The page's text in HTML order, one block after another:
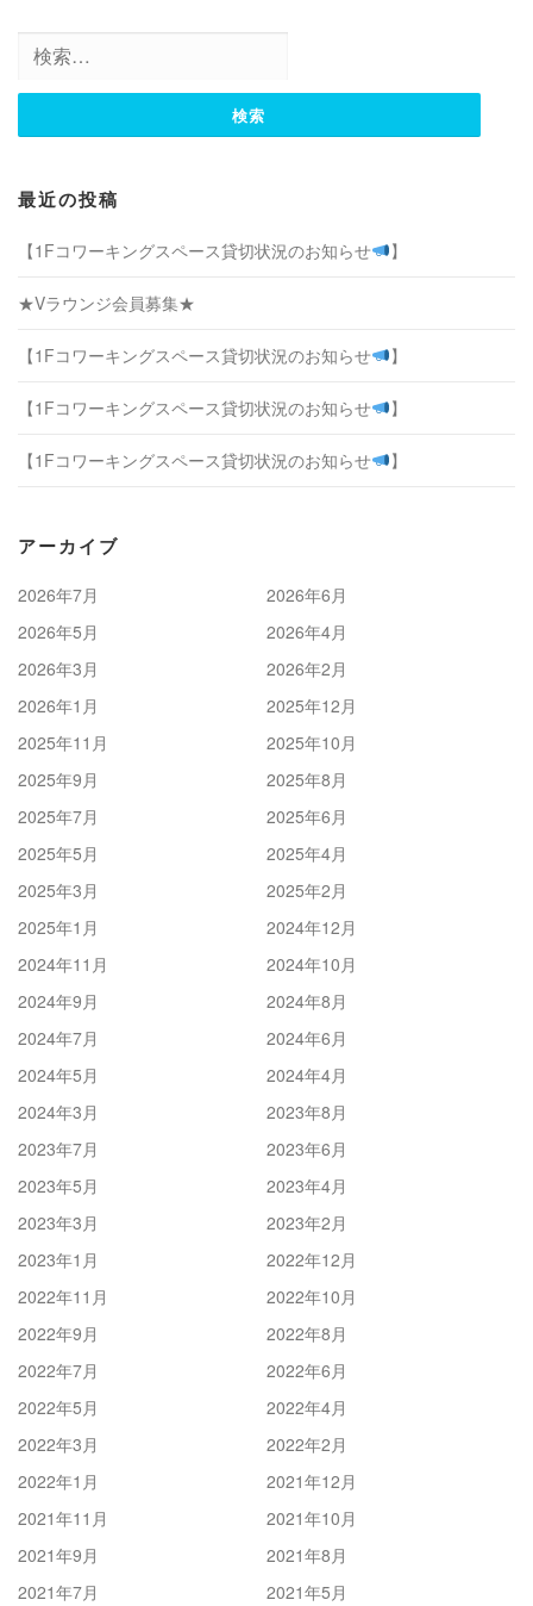
索:
最近の投稿
【1Fコワーキングスペース貸切状況のお知らせ 】
★Vラウンジ会員募集★
【1Fコワーキングスペース貸切状況のお知らせ 】
【1Fコワーキングスペース貸切状況のお知らせ 】
【1Fコワーキングスペース貸切状況のお知らせ 】
アーカイブ
2026年7月
2026年6月
2026年5月
2026年4月
2026年3月
2026年2月
2026年1月
2025年12月
2025年11月
2025年10月
2025年9月
2025年8月
2025年7月
2025年6月
2025年5月
2025年4月
2025年3月
2025年2月
2025年1月
2024年12月
2024年11月
2024年10月
2024年9月
2024年8月
2024年7月
2024年6月
2024年5月
2024年4月
2024年3月
2023年8月
2023年7月
2023年6月
2023年5月
2023年4月
2023年3月
2023年2月
2023年1月
2022年12月
2022年11月
2022年10月
2022年9月
2022年8月
2022年7月
2022年6月
2022年5月
2022年4月
2022年3月
2022年2月
2022年1月
2021年12月
2021年11月
2021年10月
2021年9月
2021年8月
2021年7月
2021年5月